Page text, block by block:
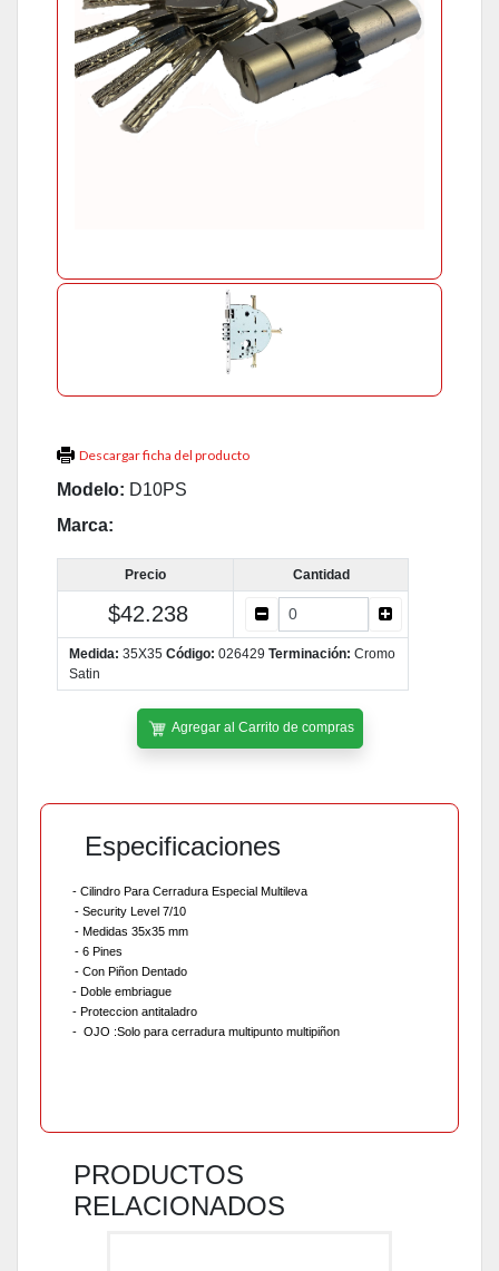
Descargar ficha del producto
Modelo: D10PS
Marca:
Precio Cantidad
$42.238
Medida: 35X35 Código: 026429 Terminación: Cromo
Satin
Agregar al Carrito de compras
Especificaciones
- Cilindro Para Cerradura Especial Multileva
- Security Level 7/10
- Medidas 35x35 mm
- 6 Pines
- Con Piñon Dentado
- Doble embriague
- Proteccion antitaladro
- OJO :Solo para cerradura multipunto multipiñon
PRODUCTOS
RELACIONADOS